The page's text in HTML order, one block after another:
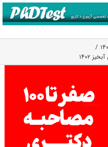
۱۴۰۲